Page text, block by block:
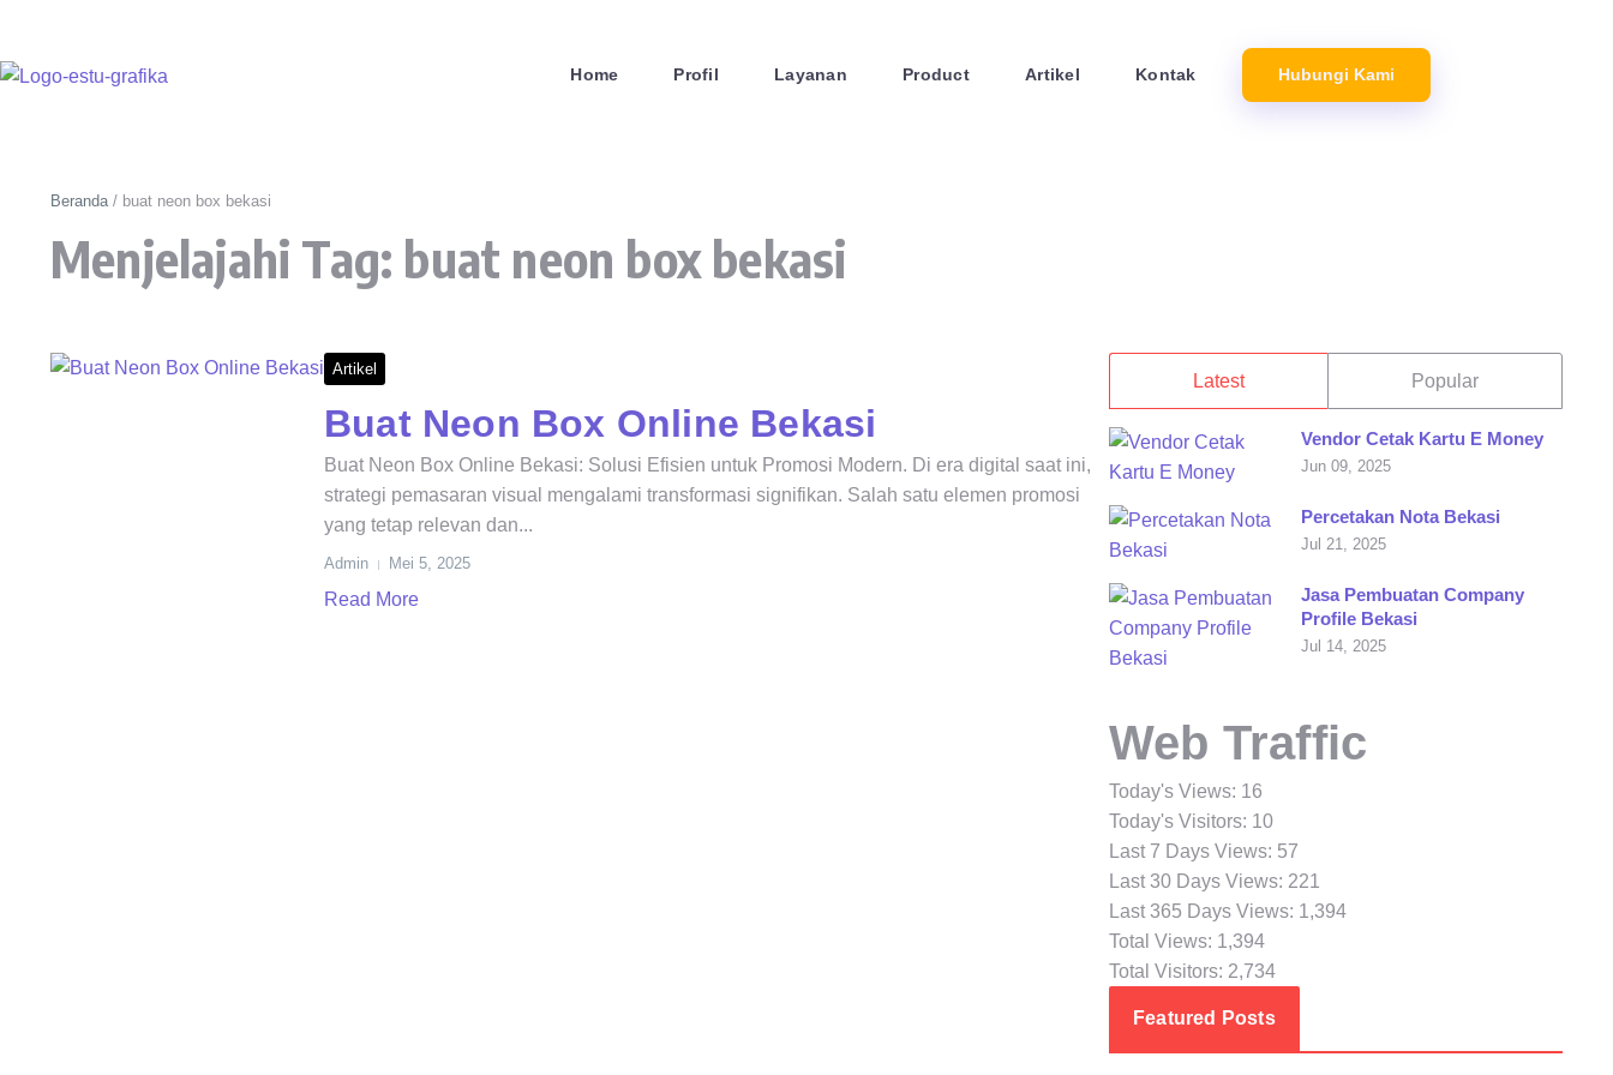
Home Profil Layanan Product Artikel Kontak Hubungi Kami
Beranda/ buat neon box bekasi
Menjelajahi Tag: buat neon box bekasi
Artikel
Buat Neon Box Online Bekasi
Buat Neon Box Online Bekasi: Solusi Efisien untuk Promosi Modern. Di era digital saat ini,
strategi pemasaran visual mengalami transformasi signifikan. Salah satu elemen promosi
yang tetap relevan dan...
Admin Mei 5, 2025
Read More
Latest Popular
Vendor Cetak Kartu E Money
Jun 09, 2025
Percetakan Nota Bekasi
Jul 21, 2025
Jasa Pembuatan Company
Profile Bekasi
Jul 14, 2025
Web Traffic
Today's Views: 16
Today's Visitors: 10
Last 7 Days Views: 57
Last 30 Days Views: 221
Last 365 Days Views: 1,394
Total Views: 1,394
Total Visitors: 2,734
Featured Posts